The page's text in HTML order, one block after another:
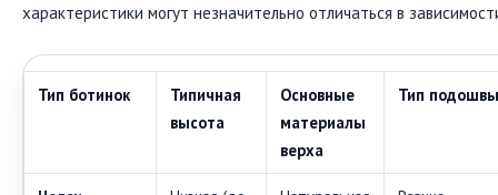
характеристики могут незначительно отличаться в
Тип ботинок
Типичная
высота
Основные
материалы
верха
Тип подошвы